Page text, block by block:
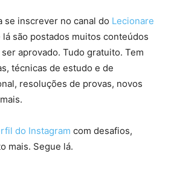
se inscrever no canal do Lecionare
lá são postados muitos conteúdos
aprovado. Tudo gratuito. Tem
técnicas de estudo e de
resoluções de provas, novos
do Instagram com desafios,
mais. Segue lá.